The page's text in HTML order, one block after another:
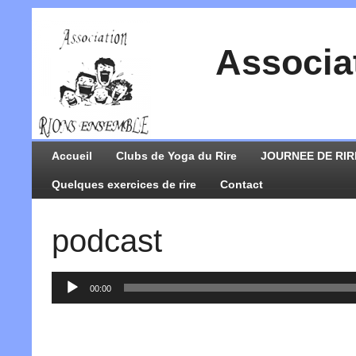
Accueil Clubs de Yoga du Rire JOURNEE DE
Quelques exercices de rire Contact
podcast
Lecteur
audio
00:00